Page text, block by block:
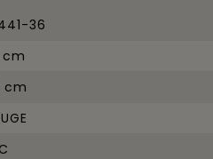
36
cm
cm